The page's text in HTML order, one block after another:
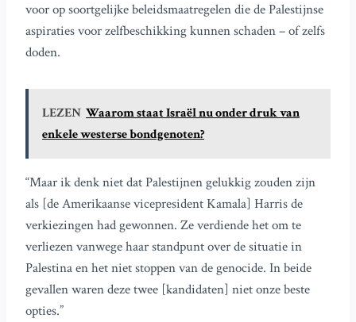
voor op soortgelijke beleidsmaatregelen die de Palestijnse
aspiraties voor zelfbeschikking kunnen schaden – of zelfs
doden.
LEZEN Waarom staat Israël nu onder druk van
enkele westerse bondgenoten?
“Maar ik denk niet dat Palestijnen gelukkig zouden zijn
als [de Amerikaanse vicepresident Kamala] Harris de
verkiezingen had gewonnen. Ze verdiende het om te
verliezen vanwege haar standpunt over de situatie in
Palestina en het niet stoppen van de genocide. In beide
gevallen waren deze twee [kandidaten] niet onze beste
opties.”